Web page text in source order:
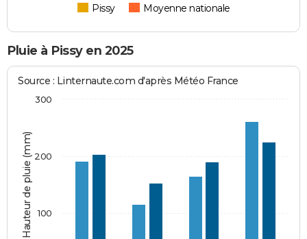
Pissy Moyenne nationale
Pluie à Pissy en 2025
Hauteur de pluie (mm)
Source : Linternaute.com d'après Météo France
100
200
300